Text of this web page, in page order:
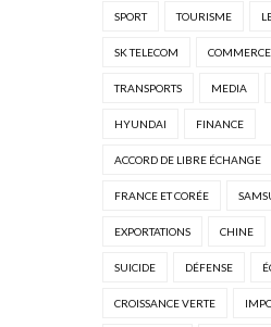
SPORT TOURISME
SK TELECOM
TRANSPORTS MEDIA
HYUNDAI FINANCE
ACCORD DE LIBRE ÉCHANGE
FRANCE ET CORÉE
EXPORTATIONS CHINE
SUICIDE DÉFENSE
CROISSANCE VERTE